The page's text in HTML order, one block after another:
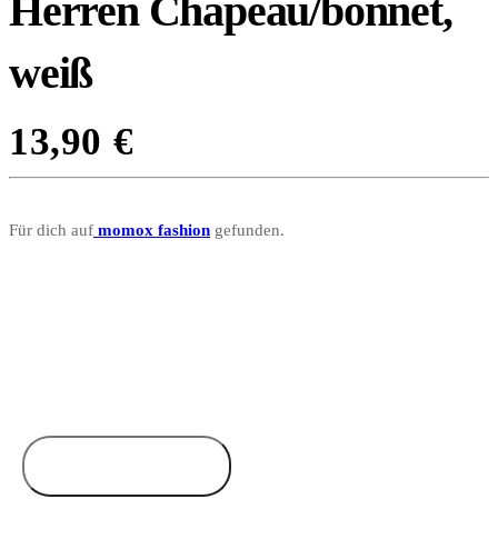
Herren Chapeau/bonnet,
weiß
13,90 €
Für dich auf momox fashion gefunden.